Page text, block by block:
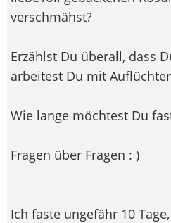
verschmähst?
Erzählst Du überall, dass
arbeitest Du mit
Wie lange möchtest Du
Fragen über Fragen : )
Ich faste ungefähr 10